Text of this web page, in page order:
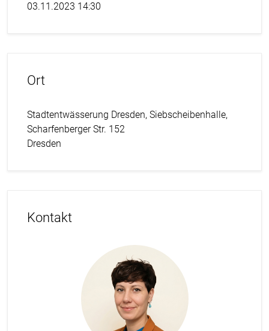
03.11.2023 14:30
Ort
Stadtentwässerung Dresden, Siebscheibenhalle,
Scharfenberger Str. 152
Dresden
Kontakt